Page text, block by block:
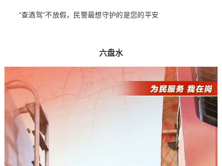
“查酒驾”不放假，民警最想守护的是您的平安
六盘水